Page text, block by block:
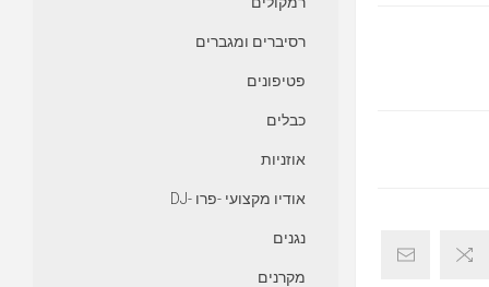
רסיברים ומגברים
פטיפונים
כבלים
אוזניות
אודיו מקצועי -פרו -DJ
נגנים
מקרנים